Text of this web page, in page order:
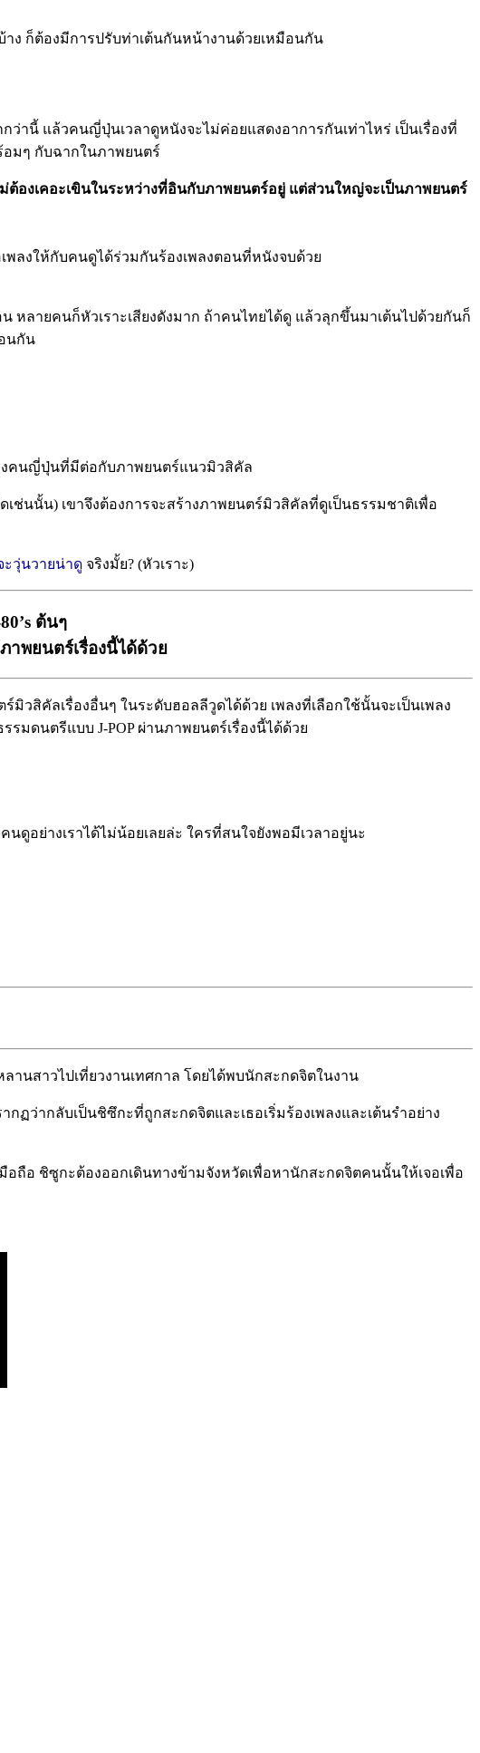
ง ก็ต้องมีการปรับท่าเต้นกันหน้างานด้วยเหมือนกัน
นี้ แล้วคนญี่ปุ่นเวลาดูหนังจะไม่ค่อยแสดงอาการกันเท่าไหร่ เป็นเรื่องที่
อมๆ กับฉากในภาพยนตร์
องเคอะเขินในระหว่างที่อินกับภาพยนตร์อยู่ แต่ส่วนใหญ่จะเป็นภาพยนตร์
พลงให้กับคนดูได้ร่วมกันร้องเพลงตอนที่หนังจบด้วย
หลายคนก็หัวเราะเสียงดังมาก ถ้าคนไทยได้ดู แล้วลุกขึ้นมาเต้นไปด้วยกันก็
นกัน
งคนญี่ปุ่นที่มีต่อกับภาพยนตร์แนวมิวสิคัล
ช่นนั้น) เขาจึงต้องการจะสร้างภาพยนตร์มิวสิคัลที่ดูเป็นธรรมชาติเพื่อ
วุ่นวายน่าดู จริงมั้ย? (หัวเราะ)
ต้นๆ
าพยนตร์เรื่องนี้ได้ด้วย
วสิคัลเรื่องอื่นๆ ในระดับฮอลลีวูดได้ด้วย เพลงที่เลือกใช้นั้นจะเป็นเพลง
มดนตรีแบบ J-POP ผ่านภาพยนตร์เรื่องนี้ได้ด้วย
ดูอย่างเราได้ไม่น้อยเลยล่ะ ใครที่สนใจยังพอมีเวลาอยู่นะ
านสาวไปเที่ยวงานเทศกาล โดยได้พบนักสะกดจิตในงาน
ฏว่ากลับเป็นชิซึกะที่ถูกสะกดจิตและเธอเริ่มร้องเพลงและเต้นรำอย่าง
ถือ ชิซูกะต้องออกเดินทางข้ามจังหวัดเพื่อหานักสะกดจิตคนนั้นให้เจอเพื่อ